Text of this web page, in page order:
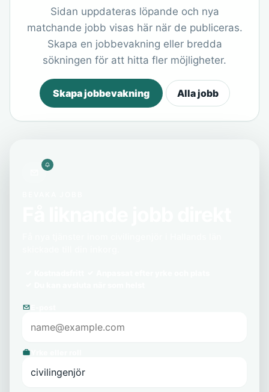
Sidan uppdateras löpande och nya
matchande jobb visas här när de publiceras.
Skapa en jobbevakning eller bredda
sökningen för att hitta fler möjligheter.
Skapa jobbevakning Alla jobb